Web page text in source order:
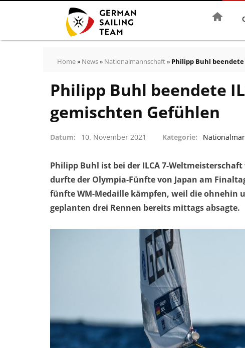
Startseite
Home» News» Nationalmannschaft» Philipp Buhl beendete
Philipp Buhl beendete
gemischten Gefühlen
Datum 10. November 2021 Kategorie
Philipp Buhl ist bei der ILCA 7-
durfte der Olympia-Fünfte von Japan am
fünfte WM-Medaille kämpfen, weil die
geplanten drei Rennen bereits mittags absagte.